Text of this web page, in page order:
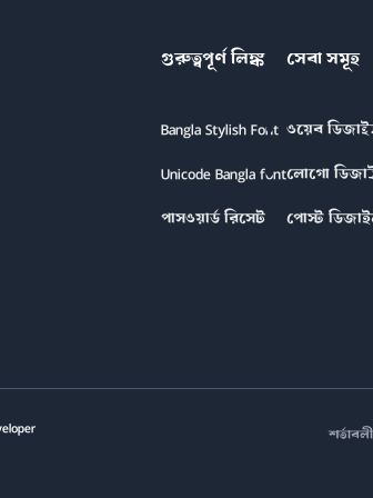
গুরুত্বপূর্ণ লিঙ্ক
Bangla Stylish Font
Unicode Bangla font
পাসওয়ার্ড রিসেট
সেবা সমূহ
ওয়েব
লোগো
পোস্ট
শর্তাবলী